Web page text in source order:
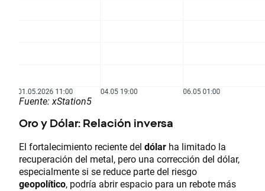
Fuente: xStation5
Oro y Dólar: Relación inversa
El fortalecimiento reciente del dólar ha limitado la
recuperación del metal, pero una corrección del dólar,
especialmente si se reduce parte del riesgo
geopolítico, podría abrir espacio para un rebote más